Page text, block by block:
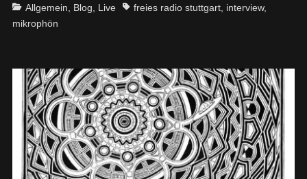
Categories
Allgemein Blog Live Tagsfreies radio stuttgart, interview,
mikrophön